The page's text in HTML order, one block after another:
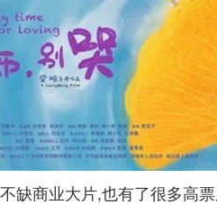
缺商业大片,也有了很多高